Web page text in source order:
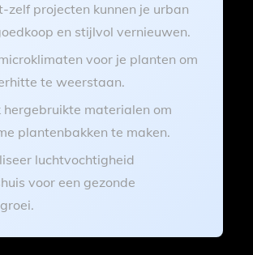
zelf projecten kunnen je urban
en stijlvol vernieuwen.
voor je planten om
te weerstaan.
hergebruikte materialen om
plantenbakken te maken.
luchtvochtigheid
voor een gezonde